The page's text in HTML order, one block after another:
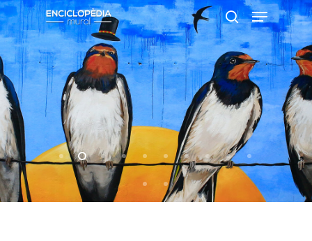
Pressiona intró per a cercar o ESC per
a tancar